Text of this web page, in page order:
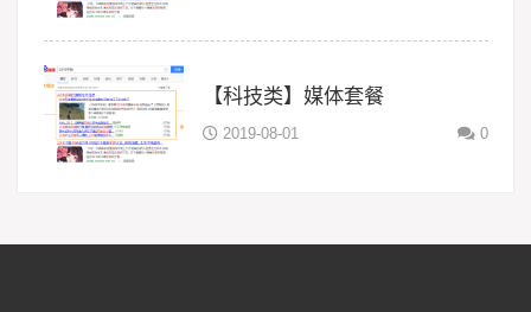
【科技类】媒体套餐
2019-08-01 0